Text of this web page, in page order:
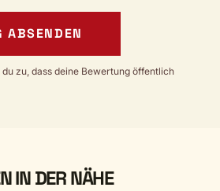
ABSENDEN
zu, dass deine Bewertung öffentlich
IN DER NÄHE